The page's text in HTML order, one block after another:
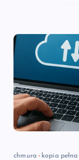
chmura kopia pełna